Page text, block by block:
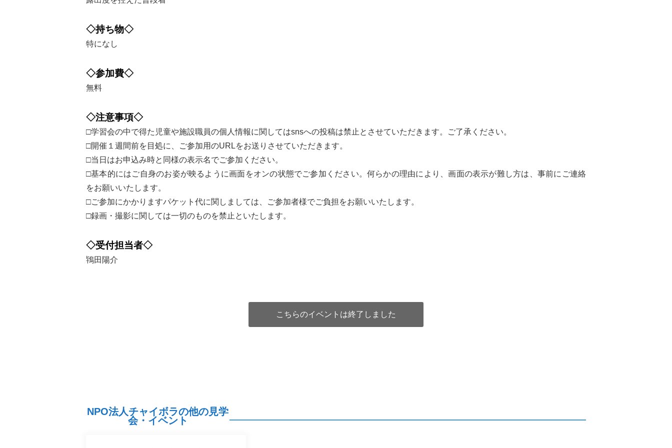
◇持ち物◇
特になし
◇参加費◇
無料
◇注意事項◇
□学習会の中で得た児童や施設職員の個人情報に関してはsnsへの投稿は禁止とさせていただきます。ご了承ください。
□開催１週間前を目処に、ご参加用のURLをお送りさせていただきます。
□当日はお申込み時と同様の表示名でご参加ください。
□基本的にはご自身のお姿が映るように画面をオンの状態でご参加ください。何らかの理由により、画面の表示が難し方は、事前にご連絡
をお願いいたします。
□ご参加にかかりますパケット代に関しましては、ご参加者様でご負担をお願いいたします。
□録画・撮影に関しては一切のものを禁止といたします。
◇受付担当者◇
鴇田陽介
こちらのイベントは終了しました
NPO法人チャイボラの他の見学
会・イベント